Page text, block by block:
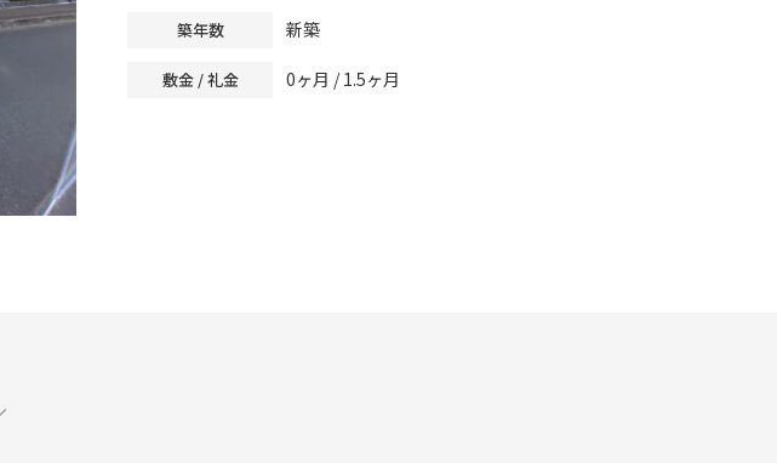
築年数 新築
敷金 / 礼金 0ヶ月 / 1.5ヶ月